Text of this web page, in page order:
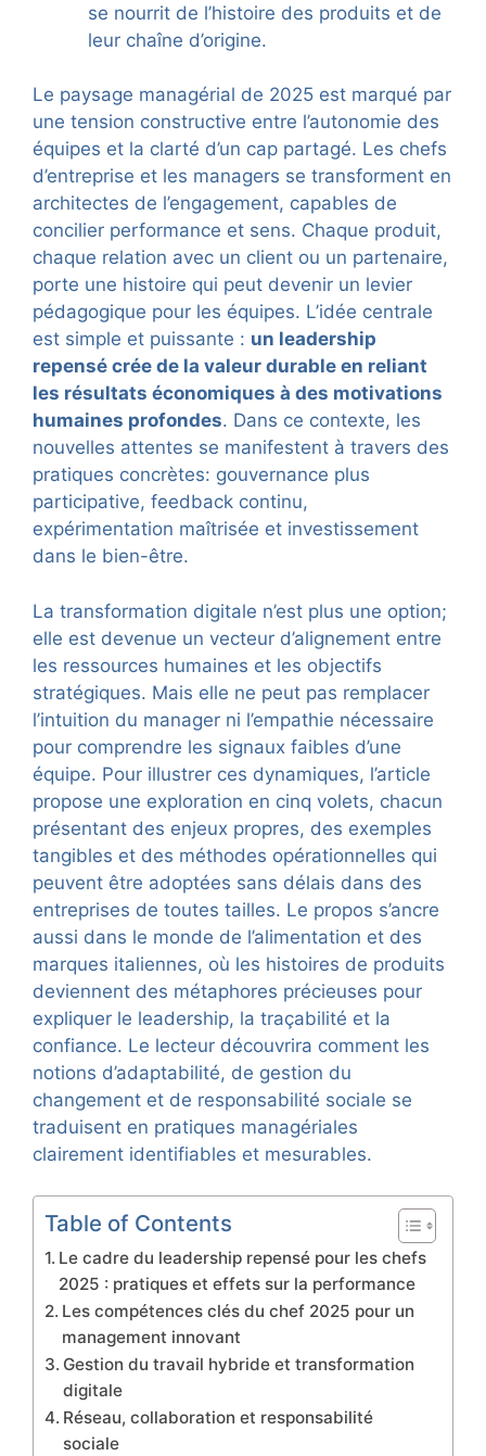
se nourrit de l’histoire des produits et de
leur chaîne d’origine.
Le paysage managérial de 2025 est marqué par
une tension constructive entre l’autonomie des
équipes et la clarté d’un cap partagé. Les chefs
d’entreprise et les managers se transforment en
architectes de l’engagement, capables de
concilier performance et sens. Chaque produit,
chaque relation avec un client ou un partenaire,
porte une histoire qui peut devenir un levier
pédagogique pour les équipes. L’idée centrale
est simple et puissante : un leadership
repensé crée de la valeur durable en reliant
les résultats économiques à des motivations
humaines profondes. Dans ce contexte, les
nouvelles attentes se manifestent à travers des
pratiques concrètes: gouvernance plus
participative, feedback continu,
expérimentation maîtrisée et investissement
dans le bien-être.
La transformation digitale n’est plus une option;
elle est devenue un vecteur d’alignement entre
les ressources humaines et les objectifs
stratégiques. Mais elle ne peut pas remplacer
l’intuition du manager ni l’empathie nécessaire
pour comprendre les signaux faibles d’une
équipe. Pour illustrer ces dynamiques, l’article
propose une exploration en cinq volets, chacun
présentant des enjeux propres, des exemples
tangibles et des méthodes opérationnelles qui
peuvent être adoptées sans délais dans des
entreprises de toutes tailles. Le propos s’ancre
aussi dans le monde de l’alimentation et des
marques italiennes, où les histoires de produits
deviennent des métaphores précieuses pour
expliquer le leadership, la traçabilité et la
confiance. Le lecteur découvrira comment les
notions d’adaptabilité, de gestion du
changement et de responsabilité sociale se
traduisent en pratiques managériales
clairement identifiables et mesurables.
Table of Contents
Le cadre du leadership repensé pour les chefs
2025 : pratiques et effets sur la performance
Les compétences clés du chef 2025 pour un
management innovant
Gestion du travail hybride et transformation
digitale
Réseau, collaboration et responsabilité
sociale